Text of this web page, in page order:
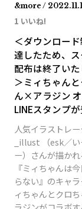
&more /
1 いいね!
＜ダウンロー
達したため、
配布は終了い
＞ミィちゃん
ん×アラジン
LINEスタンプが
人気イラストレ
_illust （esk／
ー）さんが描か
『ミィちゃんは
らない』のキャ
ィちゃんとクロ